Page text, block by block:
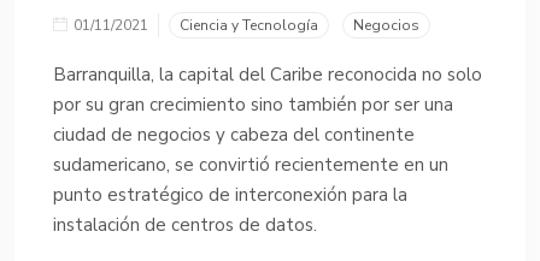
01/11/2021 Ciencia y Tecnología Negocios
Barranquilla, la capital del Caribe reconocida no solo
por su gran crecimiento sino también por ser una
ciudad de negocios y cabeza del continente
sudamericano, se convirtió recientemente en un
punto estratégico de interconexión para la
instalación de centros de datos.